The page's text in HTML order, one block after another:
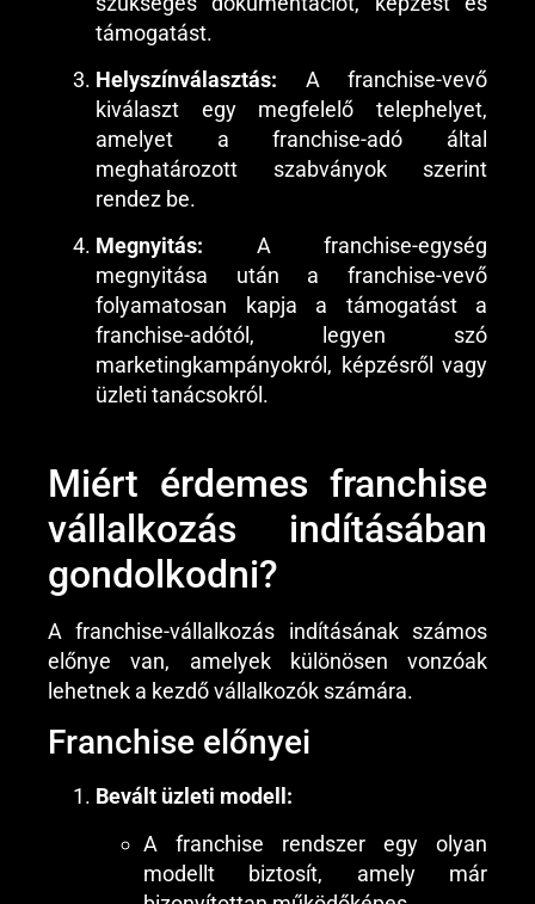
támogatást.
Helyszínválasztás: A franchise-vevő
kiválaszt egy megfelelő telephelyet,
amelyet a franchise-adó által
meghatározott szabványok szerint
rendez be.
Megnyitás: A franchise-egység
megnyitása után a franchise-vevő
folyamatosan kapja a támogatást a
franchise-adótól, legyen szó
marketingkampányokról, képzésről vagy
üzleti tanácsokról.
Miért érdemes franchise
vállalkozás indításában
gondolkodni?
A franchise-vállalkozás indításának számos
előnye van, amelyek különösen vonzóak
lehetnek a kezdő vállalkozók számára.
Franchise előnyei
Bevált üzleti modell:
A franchise rendszer egy olyan
modellt biztosít, amely már